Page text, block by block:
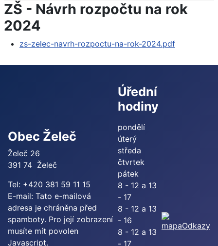
ZŠ - Návrh rozpočtu na rok
2024
zs-zelec-navrh-rozpoctu-na-rok-2024.pdf
Obec Želeč
Želeč 26
391 74 Želeč
Tel: +420 381 59 11 15
E-mail: Tato e-mailová
adresa je chráněna před
spamboty. Pro její zobrazení
musíte mít povolen
Javascript.
Úřední
hodiny
pondělí
úterý
středa
čtvrtek
pátek
8 - 12 a 13
- 17
8 - 12 a 13
- 16
8 - 12 a 13
- 17
Odkazy